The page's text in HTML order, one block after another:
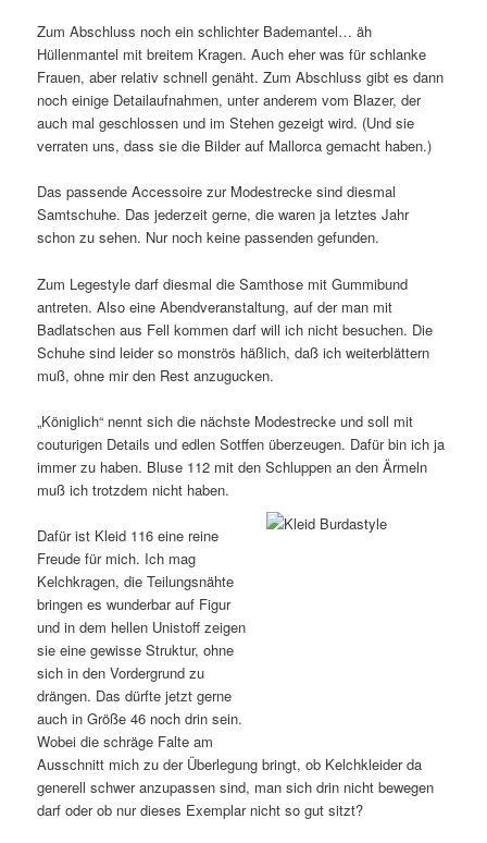
Zum Abschluss noch ein schlichter Bademantel… äh
Hüllenmantel mit breitem Kragen. Auch eher was für schlanke
Frauen, aber relativ schnell genäht. Zum Abschluss gibt es dann
noch einige Detailaufnahmen, unter anderem vom Blazer, der
auch mal geschlossen und im Stehen gezeigt wird. (Und sie
verraten uns, dass sie die Bilder auf Mallorca gemacht haben.)
Das passende Accessoire zur Modestrecke sind diesmal
Samtschuhe. Das jederzeit gerne, die waren ja letztes Jahr
schon zu sehen. Nur noch keine passenden gefunden.
Zum Legestyle darf diesmal die Samthose mit Gummibund
antreten. Also eine Abendveranstaltung, auf der man mit
Badlatschen aus Fell kommen darf will ich nicht besuchen. Die
Schuhe sind leider so monströs häßlich, daß ich weiterblättern
muß, ohne mir den Rest anzugucken.
„Königlich“ nennt sich die nächste Modestrecke und soll mit
couturigen Details und edlen Sotffen überzeugen. Dafür bin ich ja
immer zu haben. Bluse 112 mit den Schluppen an den Ärmeln
muß ich trotzdem nicht haben.
Dafür ist Kleid 116 eine reine
Freude für mich. Ich mag
Kelchkragen, die Teilungsnähte
bringen es wunderbar auf Figur
und in dem hellen Unistoff zeigen
sie eine gewisse Struktur, ohne
sich in den Vordergrund zu
drängen. Das dürfte jetzt gerne
auch in Größe 46 noch drin sein.
Wobei die schräge Falte am
Ausschnitt mich zu der Überlegung bringt, ob Kelchkleider da
generell schwer anzupassen sind, man sich drin nicht bewegen
darf oder ob nur dieses Exemplar nicht so gut sitzt?